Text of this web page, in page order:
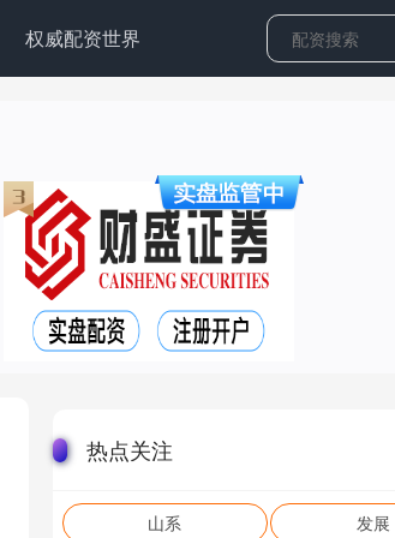
权威配资世界
热点关注
山系 发展